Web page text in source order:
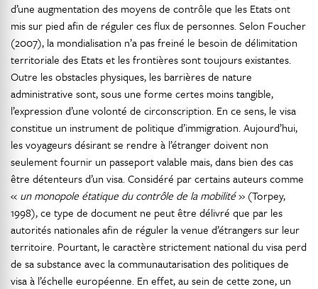
d’une augmentation des moyens de contrôle que les Etats ont
mis sur pied afin de réguler ces flux de personnes. Selon Foucher
(2007), la mondialisation n’a pas freiné le besoin de délimitation
territoriale des Etats et les frontières sont toujours existantes.
Outre les obstacles physiques, les barrières de nature
administrative sont, sous une forme certes moins tangible,
l’expression d’une volonté de circonscription. En ce sens, le visa
constitue un instrument de politique d’immigration. Aujourd’hui,
les voyageurs désirant se rendre à l’étranger doivent non
seulement fournir un passeport valable mais, dans bien des cas
être détenteurs d’un visa. Considéré par certains auteurs comme
« un monopole étatique du contrôle de la mobilité» (Torpey,
1998), ce type de document ne peut être délivré que par les
autorités nationales afin de réguler la venue d’étrangers sur leur
territoire. Pourtant, le caractère strictement national du visa perd
de sa substance avec la communautarisation des politiques de
visa à l’échelle européenne. En effet, au sein de cette zone, un